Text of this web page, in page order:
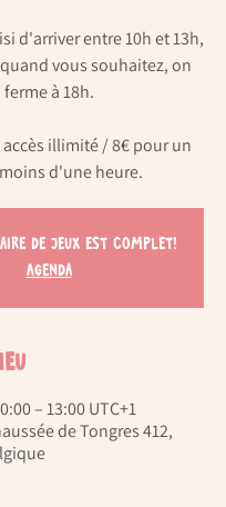
d'arriver entre 10h et 13h,
vous souhaitez, on
ferme à 18h.
illimité / 8€ pour un
d'une heure.
de jeux est complet!
Agenda
– 13:00 UTC+1
de Tongres 412,